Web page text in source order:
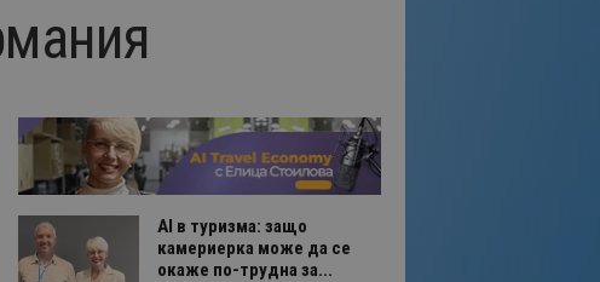
AI в туризма: защо
камериерка може да се
окаже по-трудна за...